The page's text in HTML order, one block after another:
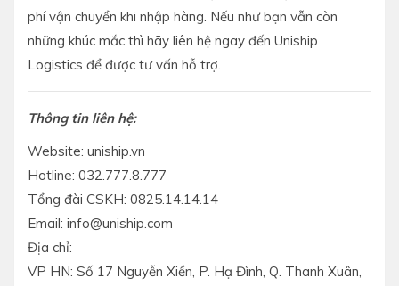
phí vận chuyển khi nhập hàng. Nếu như bạn vẫn còn
những khúc mắc thì hãy liên hệ ngay đến Uniship
Logistics để được tư vấn hỗ trợ.
Thông tin liên hệ:
Website: uniship.vn
Hotline: 032.777.8.777
Tổng đài CSKH: 0825.14.14.14
Email: info@uniship.com
Địa chỉ:
VP HN: Số 17 Nguyễn Xiển, P. Hạ Đình, Q. Thanh Xuân,